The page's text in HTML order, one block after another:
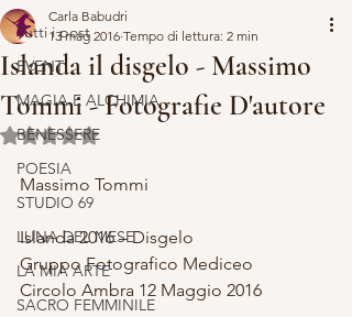
Tutti i post
EVENTI
MAGIA E ALCHIMIA
BENESSERE
POESIA
STUDIO 69
LUNA DEL MESE
LA MIA ARTE
SACRO FEMMINILE
Islanda il disgelo - Massimo
Tommi - Fotografie D'autore
Carla Babudri
13 mag 2016 Tempo di lettura: 2 min
Valutazione NaN stelle su 5.
Massimo Tommi
Islanda 2016 – Disgelo
Gruppo Fotografico Mediceo
Circolo Ambra 12 Maggio 2016